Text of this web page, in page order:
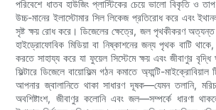
পরিবেশে ধাতব হাউজিং প্লাস্টিকের চেয়ে ভালো বিকৃতি ও
উচ্চ-মানের ইলাস্টোমার সিল লিকেজ প্রতিরোধ করে এবং
সৃষ্ট ক্ষয় রোধ করে। ডিজেলের ক্ষেত্রে, জল পৃথকীকরণ অত্যন্ত
হাইড্রোফোবিক মিডিয়া বা নিষ্কাশনের জন্য পৃথক বাটি
করতে সাহায্য করে যা ফুয়েল সিস্টেমে ক্ষয় এবং জীবাণুর
ফিল্টারে ডিজেলে বায়োফিল্ম গঠন কমাতে অ্যান্টি-মাইক্রোবিয়াল
আপনার জ্বালানিতে থাকা সাধারণ দূষক—যেমন তলানি,
অবশিষ্টাংশ, জীবাণুর কলোনি এবং জল—সম্পর্কে ধারণা